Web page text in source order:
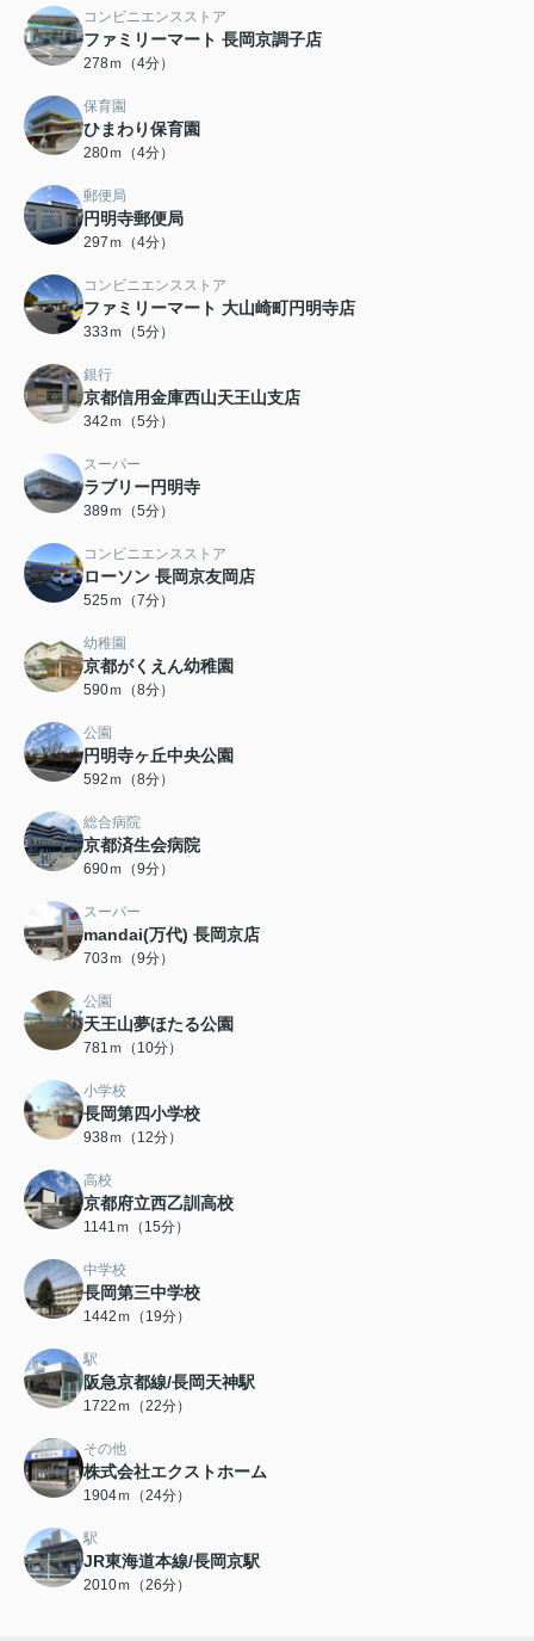
コンビニエンスストア
ファミリーマート 長岡京調子店
278ｍ（4分）
保育園
ひまわり保育園
280ｍ（4分）
郵便局
円明寺郵便局
297ｍ（4分）
コンビニエンスストア
ファミリーマート 大山崎町円明寺店
333ｍ（5分）
銀行
京都信用金庫西山天王山支店
342ｍ（5分）
スーパー
ラブリー円明寺
389ｍ（5分）
コンビニエンスストア
ローソン 長岡京友岡店
525ｍ（7分）
幼稚園
京都がくえん幼稚園
590ｍ（8分）
公園
円明寺ヶ丘中央公園
592ｍ（8分）
総合病院
京都済生会病院
690ｍ（9分）
スーパー
mandai(万代) 長岡京店
703ｍ（9分）
公園
天王山夢ほたる公園
781ｍ（10分）
小学校
長岡第四小学校
938ｍ（12分）
高校
京都府立西乙訓高校
1141ｍ（15分）
中学校
長岡第三中学校
1442ｍ（19分）
駅
阪急京都線/長岡天神駅
1722ｍ（22分）
その他
株式会社エクストホーム
1904ｍ（24分）
駅
JR東海道本線/長岡京駅
2010ｍ（26分）